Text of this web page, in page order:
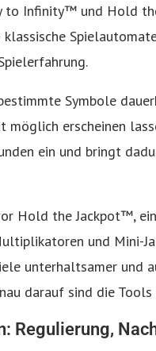
to Infinity™ und Hold
klassische
Symbole
möglich erscheinen
ein und bringt
Hold the Jackpot™,
und Mini-
unterhaltsamer und
darauf sind die
Regulierung,